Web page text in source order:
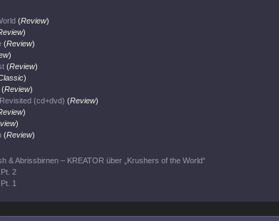
(Review)
)
(Review)
)
(Review)
)
(Review)
(cd+dvd) (Review)
)
)
(Review)
& Abrissbirnen – KREATOR über „Krushers of the World“
2
1